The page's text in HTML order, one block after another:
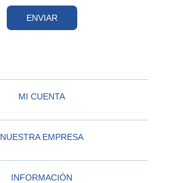
ENVIAR
MI CUENTA
NUESTRA EMPRESA
INFORMACIÓN